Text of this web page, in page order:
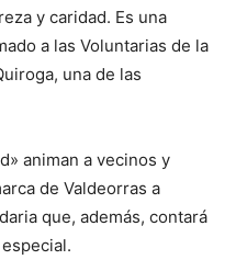
y caridad. Es una
a las Voluntarias de la
una de las
animan a vecinos y
de Valdeorras a
que, además, contará